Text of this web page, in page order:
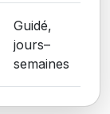
Guidé,
jours–
semaines